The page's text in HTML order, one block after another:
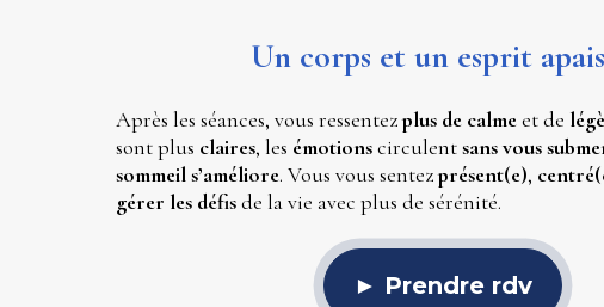
Un corps et un esprit
Après les séances, vous ressentez plus de calme et de
sont plus claires, les émotions circulent sans vous
sommeil s’améliore. Vous vous sentez présent(e),
gérer les défis de la vie avec plus de sérénité.
► Prendre rdv